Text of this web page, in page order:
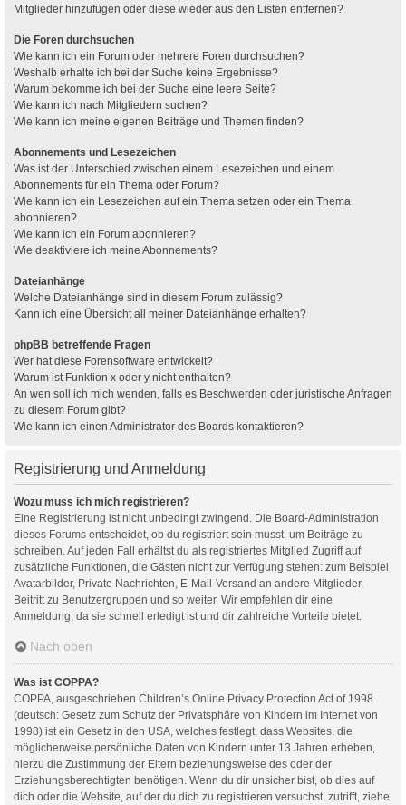
Mitglieder hinzufügen oder diese wieder aus den Listen entfernen?
Die Foren durchsuchen
Wie kann ich ein Forum oder mehrere Foren durchsuchen?
Weshalb erhalte ich bei der Suche keine Ergebnisse?
Warum bekomme ich bei der Suche eine leere Seite?
Wie kann ich nach Mitgliedern suchen?
Wie kann ich meine eigenen Beiträge und Themen finden?
Abonnements und Lesezeichen
Was ist der Unterschied zwischen einem Lesezeichen und einem
Abonnements für ein Thema oder Forum?
Wie kann ich ein Lesezeichen auf ein Thema setzen oder ein Thema
abonnieren?
Wie kann ich ein Forum abonnieren?
Wie deaktiviere ich meine Abonnements?
Dateianhänge
Welche Dateianhänge sind in diesem Forum zulässig?
Kann ich eine Übersicht all meiner Dateianhänge erhalten?
phpBB betreffende Fragen
Wer hat diese Forensoftware entwickelt?
Warum ist Funktion x oder y nicht enthalten?
An wen soll ich mich wenden, falls es Beschwerden oder juristische Anfragen
zu diesem Forum gibt?
Wie kann ich einen Administrator des Boards kontaktieren?
Registrierung und Anmeldung
Wozu muss ich mich registrieren?
Eine Registrierung ist nicht unbedingt zwingend. Die Board-Administration
dieses Forums entscheidet, ob du registriert sein musst, um Beiträge zu
schreiben. Auf jeden Fall erhältst du als registriertes Mitglied Zugriff auf
zusätzliche Funktionen, die Gästen nicht zur Verfügung stehen: zum Beispiel
Avatarbilder, Private Nachrichten, E-Mail-Versand an andere Mitglieder,
Beitritt zu Benutzergruppen und so weiter. Wir empfehlen dir eine
Anmeldung, da sie schnell erledigt ist und dir zahlreiche Vorteile bietet.
Nach oben
Was ist COPPA?
COPPA, ausgeschrieben Children’s Online Privacy Protection Act of 1998
(deutsch: Gesetz zum Schutz der Privatsphäre von Kindern im Internet von
1998) ist ein Gesetz in den USA, welches festlegt, dass Websites, die
möglicherweise persönliche Daten von Kindern unter 13 Jahren erheben,
hierzu die Zustimmung der Eltern beziehungsweise des oder der
Erziehungsberechtigten benötigen. Wenn du dir unsicher bist, ob dies auf
dich oder die Website, auf der du dich zu registrieren versuchst, zutrifft, ziehe